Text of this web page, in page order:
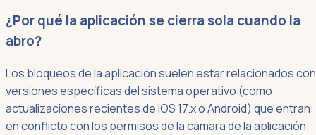
¿Por qué la aplicación se cierra sola cuando la
abro?
Los bloqueos de la aplicación suelen estar relacionados con
versiones específicas del sistema operativo (como
actualizaciones recientes de iOS 17.x o Android) que entran
en conflicto con los permisos de la cámara de la aplicación.